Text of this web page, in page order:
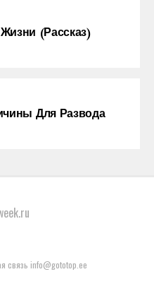
(рассказ)
Для Развода
связь info@gototop.ee